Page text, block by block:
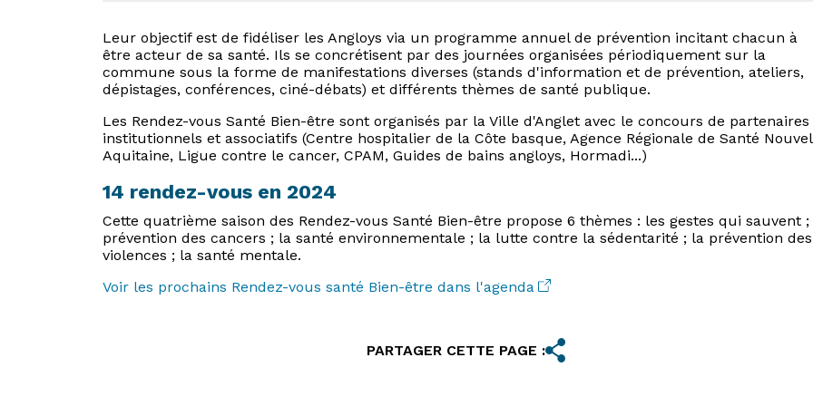
Leur objectif est de fidéliser les Angloys via un programme annuel de prévention incitant chacun à
être acteur de sa santé. Ils se concrétisent par des journées organisées périodiquement sur la
commune sous la forme de manifestations diverses (stands d'information et de prévention, ateliers,
dépistages, conférences, ciné-débats) et différents thèmes de santé publique.
Les Rendez-vous Santé Bien-être sont organisés par la Ville d'Anglet avec le concours de partenaires
institutionnels et associatifs (Centre hospitalier de la Côte basque, Agence Régionale de Santé
Aquitaine, Ligue contre le cancer, CPAM, Guides de bains angloys, Hormadi...)
14 rendez-vous en 2024
Cette quatrième saison des Rendez-vous Santé Bien-être propose 6 thèmes : les gestes qui sauvent
prévention des cancers ; la santé environnementale ; la lutte contre la sédentarité ; la prévention des
violences ; la santé mentale.
Voir les prochains Rendez-vous santé Bien-être dans l'agenda
PARTAGER CETTE PAGE :